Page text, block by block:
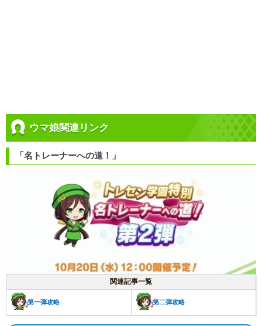
ウマ娘関連リンク
「名トレーナーへの道！」
関連記事一覧
第一弾攻略 第二弾攻略